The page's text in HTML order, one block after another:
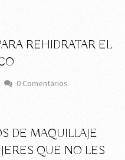
REHIDRATAR EL
0 Comentarios
DE MAQUILLAJE
QUE NO LES